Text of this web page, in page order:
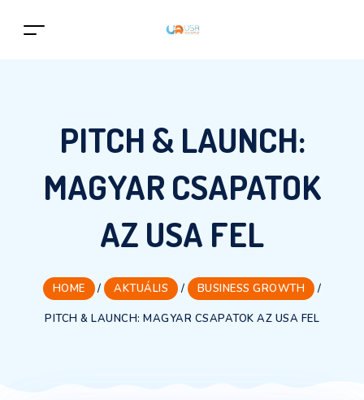
PITCH & LAUNCH:
MAGYAR CSAPATOK
AZ USA FEL
HOME / AKTUÁLIS / BUSINESS GROWTH /
PITCH & LAUNCH: MAGYAR CSAPATOK AZ USA FEL